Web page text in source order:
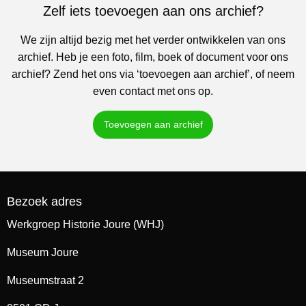
Zelf iets toevoegen aan ons archief?
We zijn altijd bezig met het verder ontwikkelen van ons
archief. Heb je een foto, film, boek of document voor ons
archief? Zend het ons via ‘toevoegen aan archief’, of neem
even contact met ons op.
Toevoegen aan archief
Bezoek adres
Werkgroep Historie Joure (WHJ)
Museum Joure
Museumstraat 2